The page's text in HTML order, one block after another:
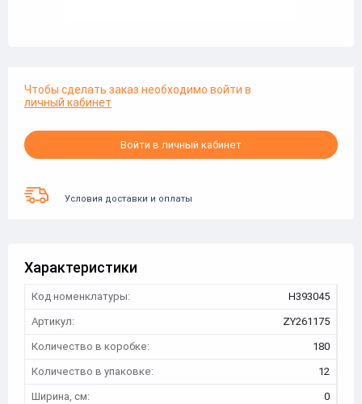
Чтобы сделать заказ необходимо войти в
личный кабинет
Войти в личный кабинет
Условия доставки и оплаты
Характеристики
Код номенклатуры:
Н393045
Артикул:
ZY261175
Количество в коробке:
180
Количество в упаковке:
12
Ширина, см:
0